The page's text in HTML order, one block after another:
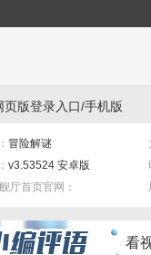
版登录入口/手机版
冒险解谜
v3.53524 安卓版
厅首页官网：
看